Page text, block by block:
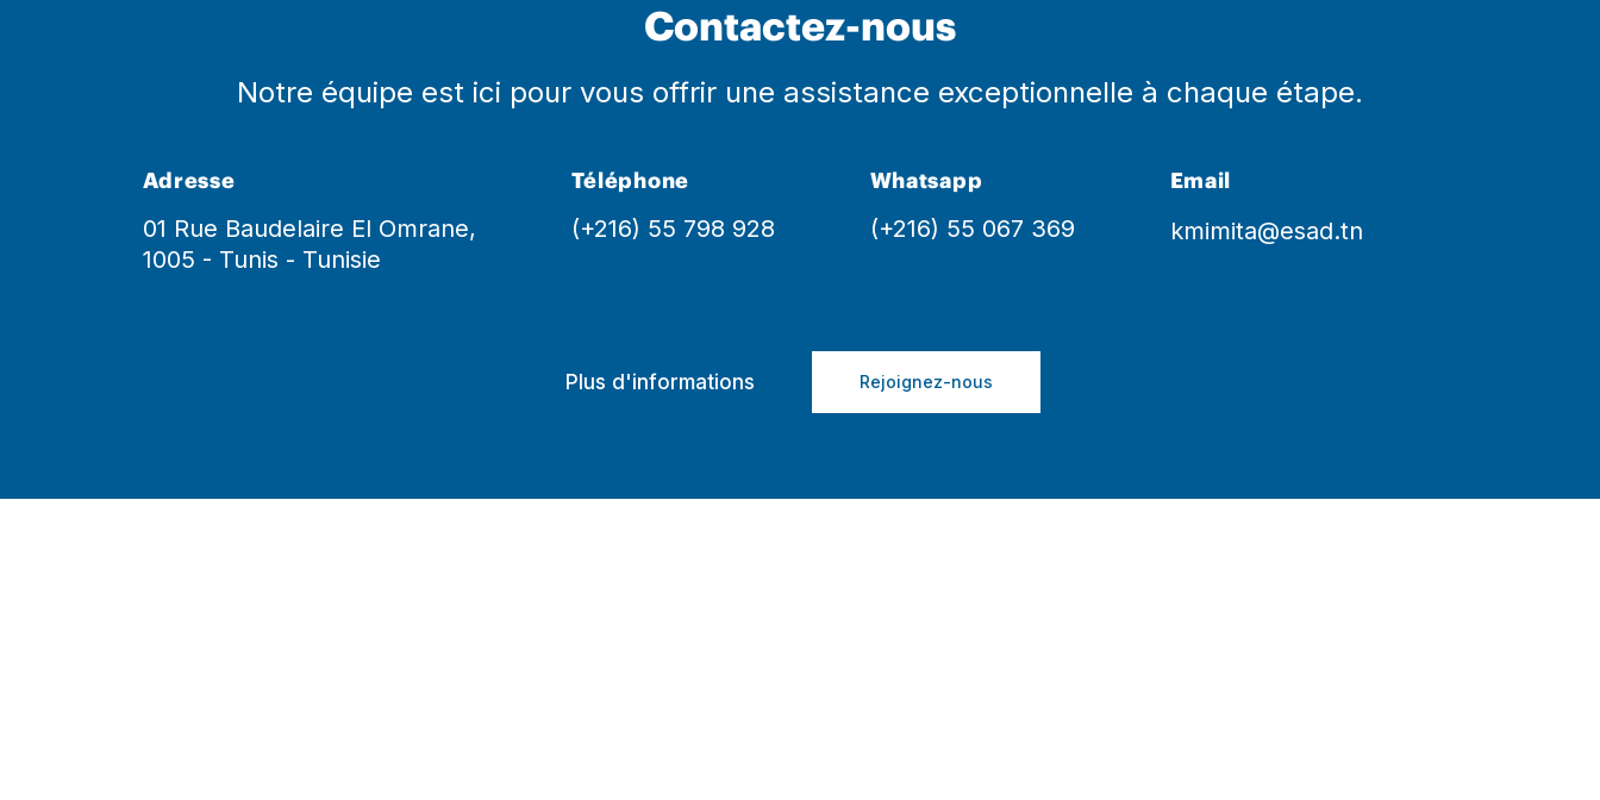
Contactez-nous
Notre équipe est ici pour vous offrir une assistance exceptionnelle à chaque étape.
Adresse
01 Rue Baudelaire El Omrane,
1005 - Tunis - Tunisie
Téléphone
(+216) 55 798 928
Whatsapp
(+216) 55 067 369
Email
kmimita@esad.tn
Plus d'informations Rejoignez-nous